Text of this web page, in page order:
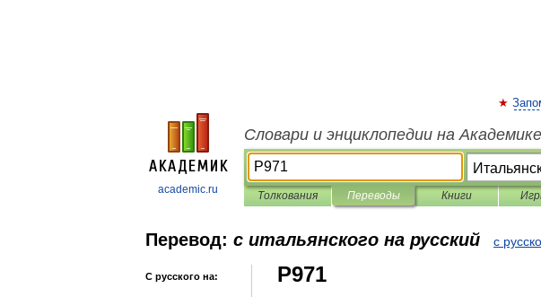
academic.ru
Словари и энциклопедии на Академике
Толкования Переводы Книги
Перевод: с итальянского на русский с
С русского на: P971